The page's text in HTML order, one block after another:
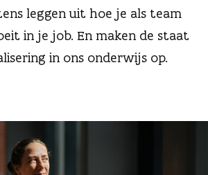
leggen uit hoe je als team
in je job. En maken de staat
in ons onderwijs op.